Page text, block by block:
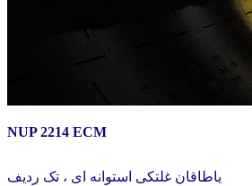
NUP 2214 ECM
یاطاقان غلتکی استوانه ای ، تک ردیف